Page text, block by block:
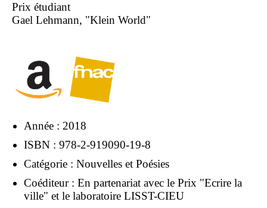
Prix étudiant
Gael Lehmann, "Klein World"
Année : 2018
ISBN : 978-2-919090-19-8
Catégorie : Nouvelles et Poésies
Coéditeur : En partenariat avec le Prix "Ecrire la
ville" et le laboratoire LISST-CIEU